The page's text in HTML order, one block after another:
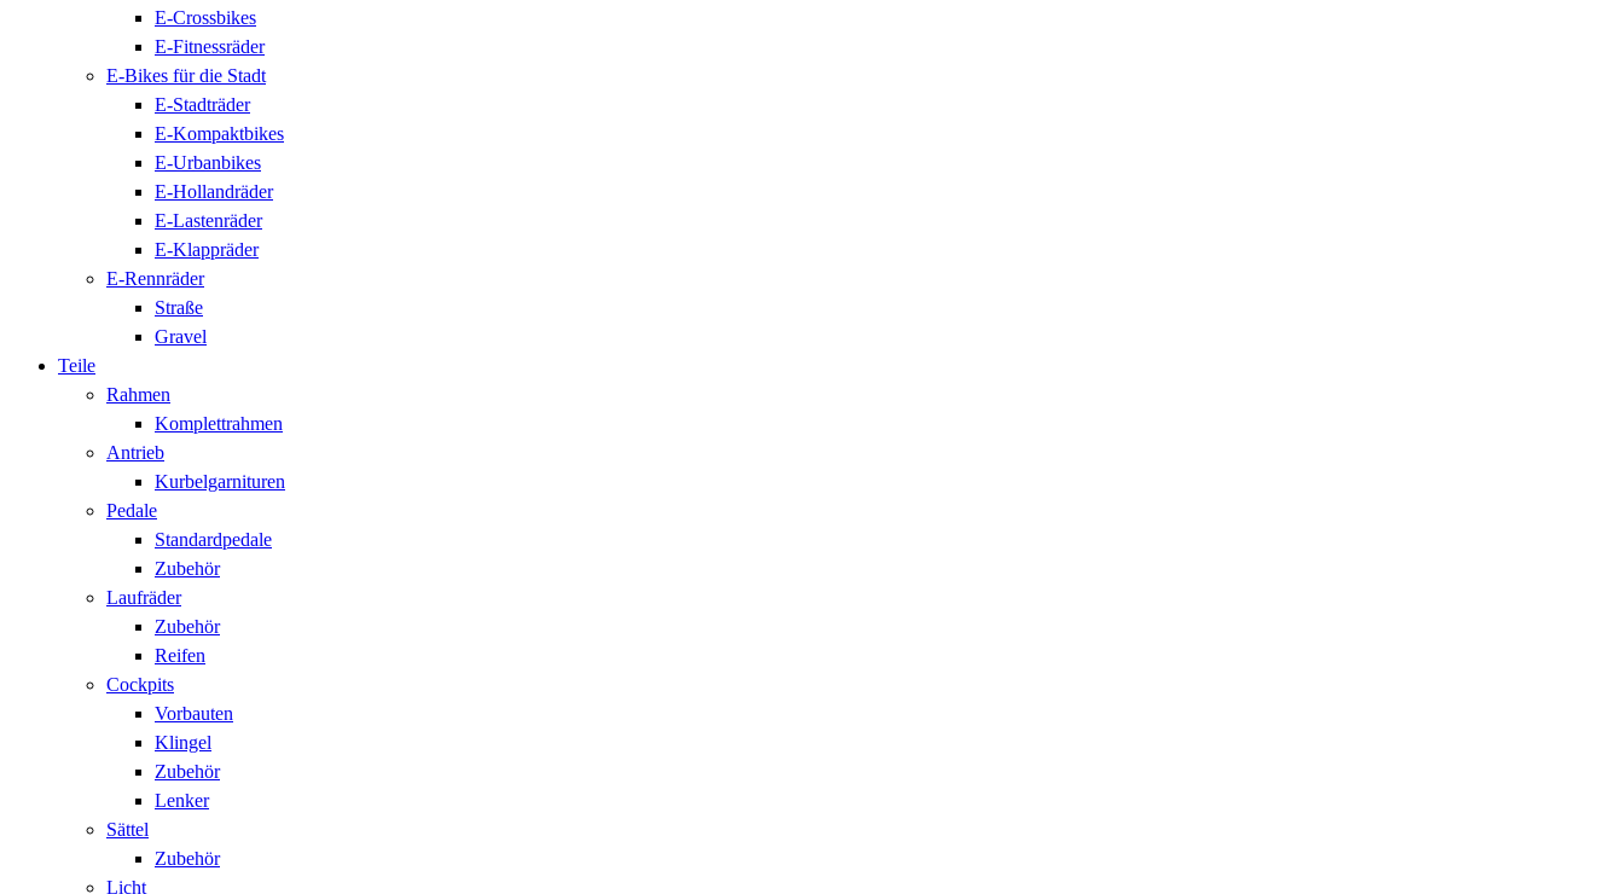
E-Crossbikes
E-Fitnessräder
E-Bikes für die Stadt
E-Stadträder
E-Kompaktbikes
E-Urbanbikes
E-Hollandräder
E-Lastenräder
E-Klappräder
E-Rennräder
Straße
Gravel
Teile
Rahmen
Komplettrahmen
Antrieb
Kurbelgarnituren
Pedale
Standardpedale
Zubehör
Laufräder
Zubehör
Reifen
Cockpits
Vorbauten
Klingel
Zubehör
Lenker
Sättel
Zubehör
Licht